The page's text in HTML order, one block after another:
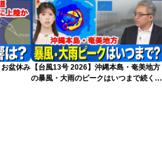
【台風13号 2026】沖縄本島・奄美地方
の暴風・大雨のピークはいつまで続く？